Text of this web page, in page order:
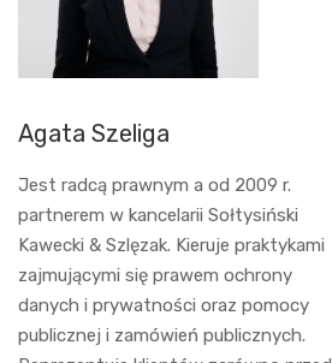
Agata Szeliga
Jest radcą prawnym a od 2009 r.
partnerem w kancelarii Sołtysiński
Kawecki & Szlęzak. Kieruje praktykami
zajmującymi się prawem ochrony
danych i prywatności oraz pomocy
publicznej i zamówień publicznych.